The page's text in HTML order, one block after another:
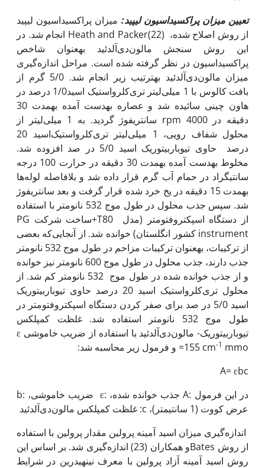
تعیین میزان پراکسیداسیون لیپید: میزان پراکسیداسیون لیپید
از روش اصلاح شده، Heath and Packer‌(22) انجام شد. در
این روش سنجش مالون‌دی‌آلدئید به‏عنوان شاخص
پراکسیداسیون در نظر گرفته شده ‌است. مراحل اندازه‌گیری
میزان مالون‌دی‌آلدئید به‏ترتیب زیر انجام شد. 5/0 گرم از
بافت کالوس با 1 میلی‌لیتر تری‌کلرواستیک ‌اسید1/0 درصد در
هاون چینی سائیده شد و عصاره به‏دست آمده به‏مدت 30
دقیقه در rpm 4000 سانتریفوژ گردید. به 1 میلی‌لیتر از
محلول شفاف رویی، 1 میلی‌لیتر تری‌کلرواستیک‌اسید 20
درصد حاوی تیوباربیتوریک اسید 5/0 در صد افزوده شد.
مخلوط به‏دست آمده به‏مدت 30 دقیقه در حرارت 100 درجه
سانتی‏گراد در حمام آب گرم قرار داده شد و بلافاصله لوله‌ها
به‏مدت 15 دقیقه در یخ خرد شده قرار گرفت و بعد سانتریفوژ
شد. سپس جذب محلول در طول موج 532 نانومتر با استفاده
از دستگاه اسپکتروفتومتر (مدل T80+ساخت شرکت PG
instrument کشور انگلستان) خوانده شد. از آنجایی‌که بعضی
از ترکیبات، به‏عنوان ترکیبات مزاحم در طول موج 532 نانومتر
جذب دارند، جذب محلول در طول موج 600 نانومتر نیز خوانده
و از جذب خوانده شده در طول موج 532 نانومتر کم شد. از
محلول تری‌کلرواستیک اسید 20 درصد حاوی تیوباربیتوریک
اسید 5/0 در صد برای صفر کردن دستگاه اسپکتروفتومتر در
طول موج 532 نانومتر استفاده شد. غلظت کمپلکس
تیوباربیتوریک- مالون‌دی‌آلدئید با استفاده از ضریب خاموشی ε
=155 cm-1 mmo و فرمول زیر محاسبه شد:
A= εbc
در این فرمول :A جذب خوانده شده، :ε ضریب خاموشی، :b
عرض کووت (1 سانتی‏متر)، c: غلظت کمپلکس مالون‌دی‌آلدئید
اندازه‌گیری میزان اسید آمینه پرولین مقدار پرولین با استفاده
از روش Batesو همکاران (23) اندازه‌گیری شد. بر اساس این
روش اسید آمینه آزاد پرولین با معرف نین‎هیدرین در شرایط